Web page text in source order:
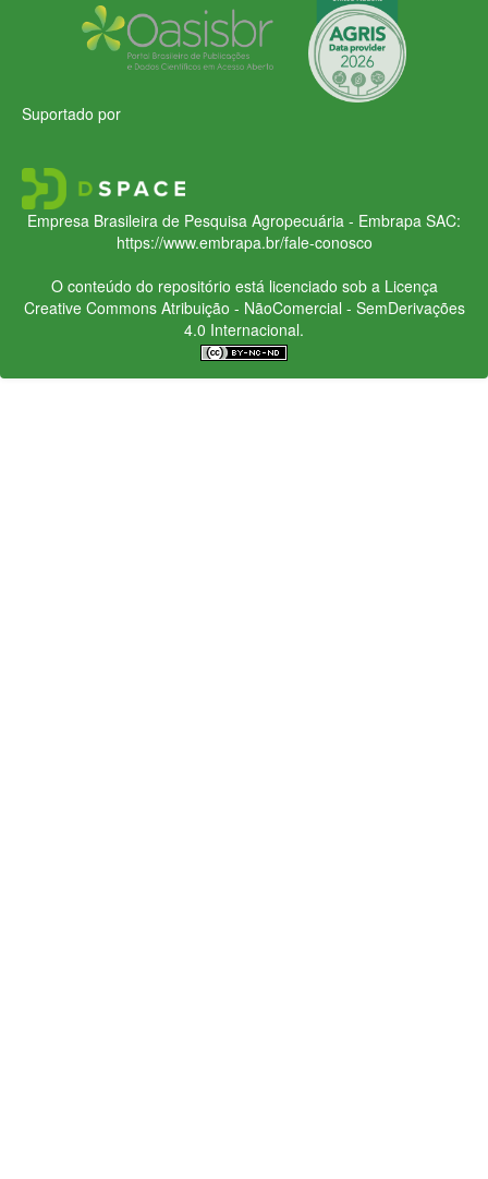
Suportado por
Empresa Brasileira de Pesquisa Agropecuária - Embrapa SAC:
https://www.embrapa.br/fale-conosco
O conteúdo do repositório está licenciado sob a Licença
Creative CommonsAtribuição - NãoComercial - SemDerivações
4.0 Internacional.